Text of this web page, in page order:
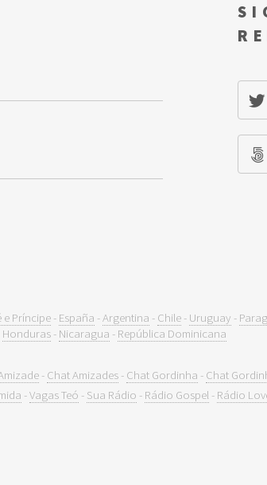
e Príncipe- España -Argentina - Chile- Uruguay -
Honduras- Nicaragua - República Dominicana
- Chat Amizades- Chat Gordinha - Chat
-Vagas Teó - Sua Rádio - Rádio Gospel- Rádio